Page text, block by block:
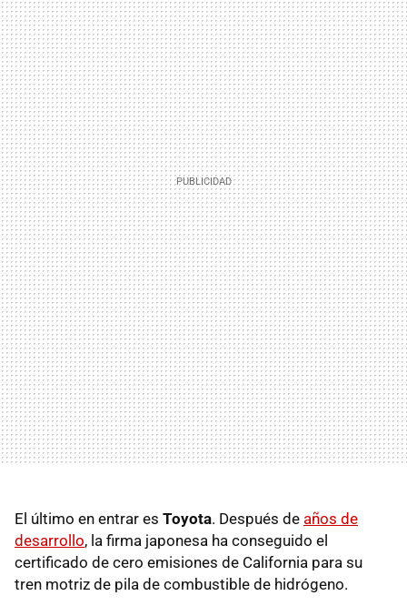
El último en entrar es Toyota. Después de años de
desarrollo, la firma japonesa ha conseguido el
certificado de cero emisiones de California para su
tren motriz de pila de combustible de hidrógeno.